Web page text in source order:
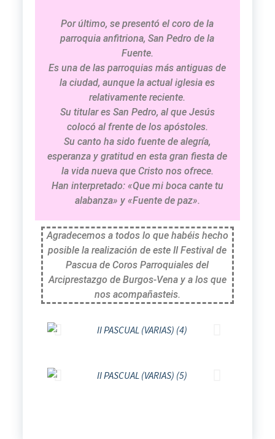
Por último, se presentó el coro de la
parroquia anfitriona, San Pedro de la
Fuente.
Es una de las parroquias más antiguas de
la ciudad, aunque la actual iglesia es
relativamente reciente.
Su titular es San Pedro, al que Jesús
colocó al frente de los apóstoles.
Su canto ha sido fuente de alegría,
esperanza y gratitud en esta gran fiesta de
la vida nueva que Cristo nos ofrece.
Han interpretado: «Que mi boca cante tu
alabanza» y «Fuente de paz».
Agradecemos a todos lo que habéis hecho
posible la realización de este II Festival de
Pascua de Coros Parroquiales del
Arciprestazgo de Burgos-Vena y a los que
nos acompañasteis.